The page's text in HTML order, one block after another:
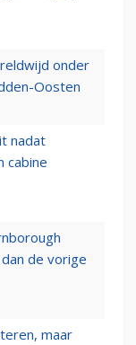
onder
Oosten
nadat
cabine
de vorige
maar